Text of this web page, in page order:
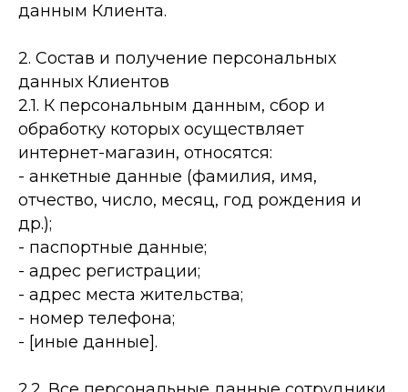
данным Клиента.
2. Состав и получение персональных
данных Клиентов
2.1. К персональным данным, сбор и
обработку которых осуществляет
интернет-­магазин, относятся:
-­ анкетные данные (фамилия, имя,
отчество, число, месяц, год рождения и
др.);
-­ паспортные данные;
-­ адрес регистрации;
-­ адрес места жительства;
-­ номер телефона;
-­ [иные данные].